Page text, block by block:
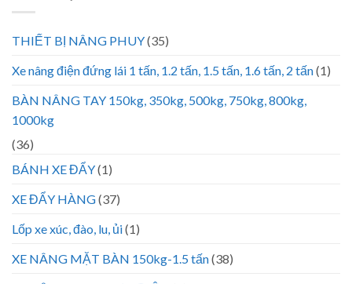
THIẾT BỊ NÂNG PHUY(35)
Xe nâng điện đứng lái 1 tấn, 1.2 tấn, 1.5 tấn, 1.6 tấn, 2 tấn(1)
BÀN NÂNG TAY 150kg, 350kg, 500kg, 750kg, 800kg,
1000kg
(36)
BÁNH XE ĐẨY(1)
XE ĐẨY HÀNG(37)
Lốp xe xúc, đào, lu, ủi(1)
XE NÂNG MẶT BÀN 150kg-1.5 tấn(38)